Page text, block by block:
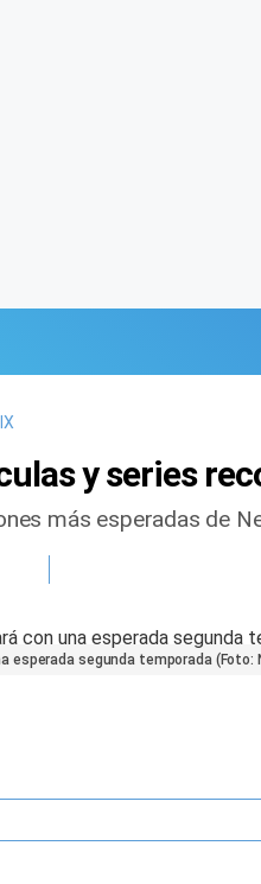
y series
más esperadas de
esperada segunda temporada (Foto: